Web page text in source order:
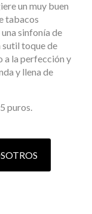
un muy buen
tabacos
sinfonía de
sutil toque de
a la perfección y
y llena de
puros.